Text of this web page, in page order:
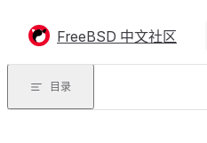
FreeBSD 中文社区
目录